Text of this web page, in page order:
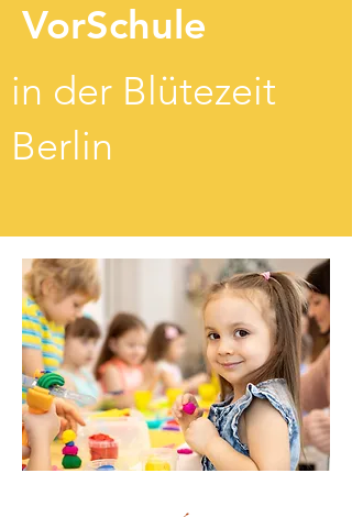
VorSchule
in der Blütezeit
Berlin